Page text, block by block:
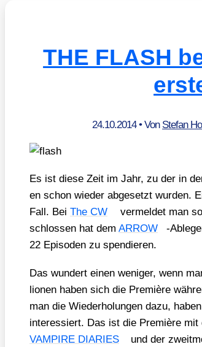
THE FLASH
24.10.2014• Von Stefan
Es ist die­se Zeit im Jahr, zu der in
en schon wie­der abge­setzt wur­den.
Fall. Bei The CW
ver­mel­det man
schlos­sen hat dem ARROW -
22 Epi­so­den zu spen­die­ren.
Das wun­dert einen weni­ger, wenn
lio­nen haben sich die Pre­miè­re
man die Wie­der­ho­lun­gen dazu,
inter­es­siert. Das ist die Pre­miè­re
VAMPIRE DIARIES
und der